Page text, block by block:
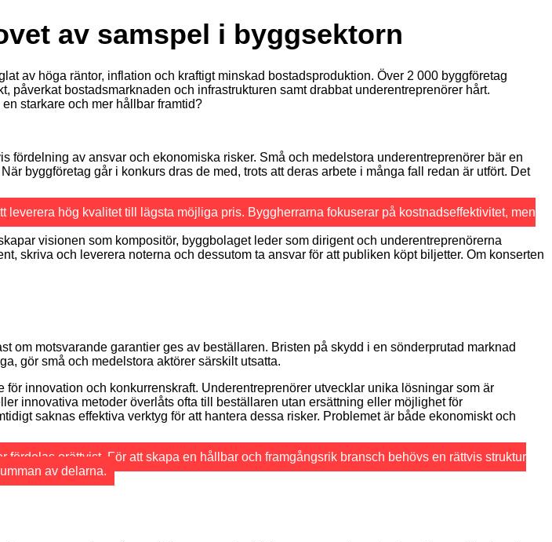
av samspel i byggsektorn
av höga räntor, inflation och kraftigt minskad bostadsproduktion. Över 2 000 byggföretag
bostadsmarknaden och infrastrukturen samt drabbat underentreprenörer hårt.
starkare och mer hållbar framtid?
av ansvar och ekonomiska risker. Små och medelstora underentreprenörer bär en
byggföretag går i konkurs dras de med, trots att deras arbete i många fall redan är utfört. Det
hög kvalitet till lägsta möjliga pris. Byggherrarna fokuserar på kostnadseffektivitet, men
visionen som kompositör, byggbolaget leder som dirigent och underentreprenörerna
skriva och leverera noterna och dessutom ta ansvar för att publiken köpt biljetter. Om konserten
om motsvarande garantier ges av beställaren. Bristen på skydd i en sönderprutad marknad
gör små och medelstora aktörer särskilt utsatta.
innovation och konkurrenskraft. Underentreprenörer utvecklar unika lösningar som är
innovativa metoder överlåts ofta till beställaren utan ersättning eller möjlighet för
saknas effektiva verktyg för att hantera dessa risker. Problemet är både ekonomiskt och
orättvist. För att skapa en hållbar och framgångsrik bransch behövs en rättvis struktur
av delarna.